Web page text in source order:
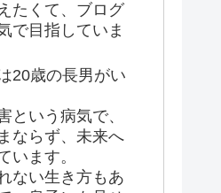
たくて、ブログ
で目指していま
20歳の長男がい
という病気で、
ならず、未来へ
います。
ない生き方もあ